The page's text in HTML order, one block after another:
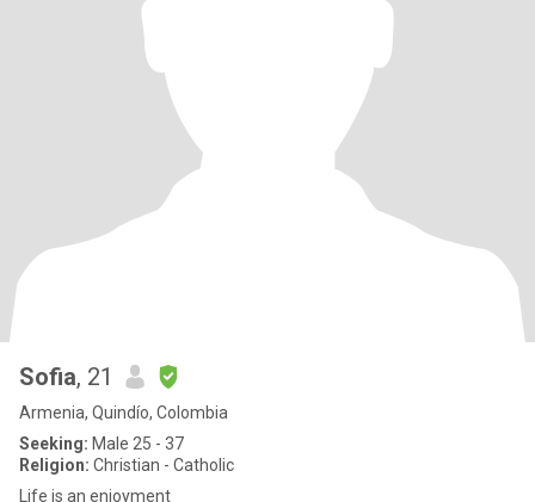
Sofia, 21
Armenia, Quindío, Colombia
Seeking: Male 25 - 37
Religion: Christian - Catholic
Life is an enjoyment